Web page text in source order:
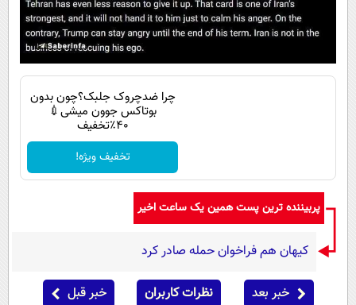
چرا ضدچروک جلبک؟چون بدون
بوتاکس جوون میشی💉
۴۰٪تخفیف
تخفیف ویژه!
پربیننده ترین پست همین یک ساعت اخیر
کیهان هم فراخوان حمله صادر کرد
خبر بعد نظرات کاربران خبر قبل